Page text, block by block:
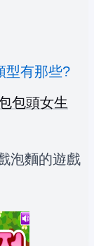
型有那些?
包頭女生
泡麵的遊戲